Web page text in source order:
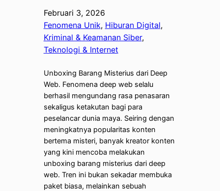
Februari 3, 2026
Fenomena Unik, Hiburan Digital ,
Kriminal & Keamanan Siber ,
Teknologi & Internet
Unboxing Barang Misterius dari Deep
Web. Fenomena deep web selalu
berhasil mengundang rasa penasaran
sekaligus ketakutan bagi para
peselancar dunia maya. Seiring dengan
meningkatnya popularitas konten
bertema misteri, banyak kreator konten
yang kini mencoba melakukan
unboxing barang misterius dari deep
web. Tren ini bukan sekadar membuka
paket biasa, melainkan sebuah